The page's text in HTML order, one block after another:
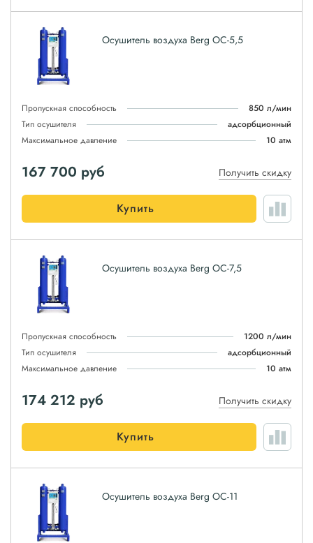
Осушитель воздуха Berg ОС-5,5
Пропускная способность
850 л/мин
Тип осушителя
адсорбционный
Максимальное давление
10 атм
167 700 руб Получить скидку
Купить
Осушитель воздуха Berg ОС-7,5
Пропускная способность
1200 л/мин
Тип осушителя
адсорбционный
Максимальное давление
10 атм
174 212 руб Получить скидку
Купить
Осушитель воздуха Berg ОС-11